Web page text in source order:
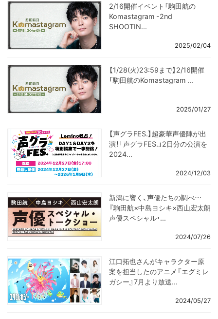
2/16開催イベント「駒田航の
Komastagram -2nd
SHOOTIN...
2025/02/04
【1/28(火)23:59まで】2/16開催
「駒田航のKomastagram ...
2025/01/27
【声グラFES.】超豪華声優陣が出
演！「声グラFES.」2日分の公演を
2024...
2024/12/03
新潟に響く、声優たちの調べ…
『駒田航×中島ヨシキ×西山宏太朗
声優スペシャル・...
2024/07/26
江口拓也さんがキャラクター原
案を担当したのアニメ『エグミレ
ガシー』7月より放送...
2024/05/27